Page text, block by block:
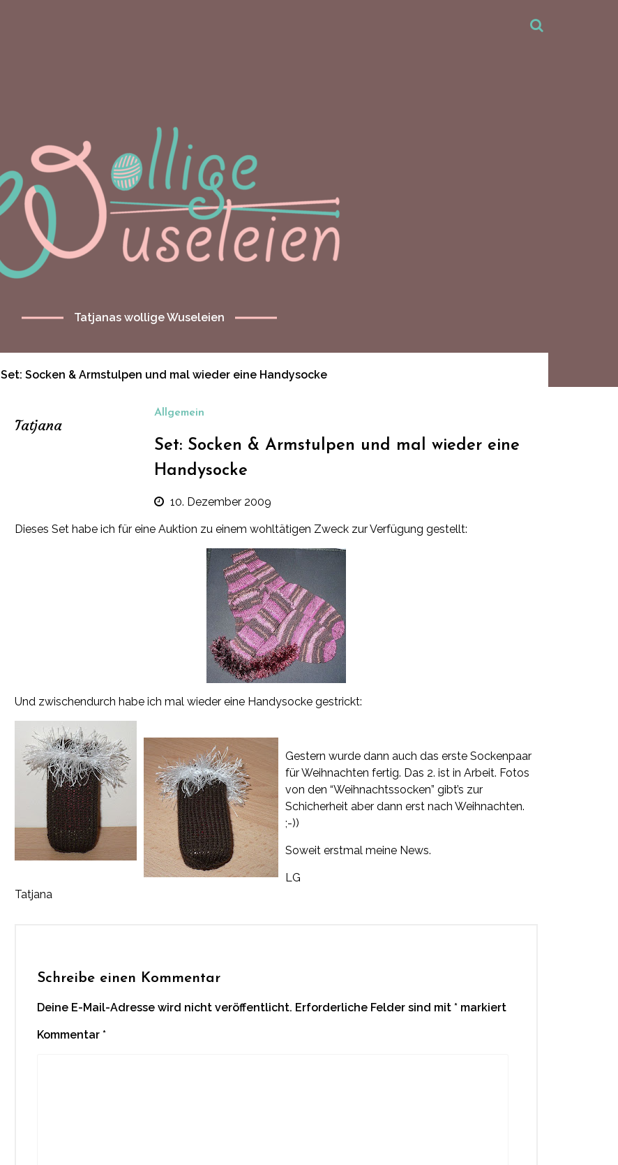
Tatjanas wollige Wuseleien
Set: Socken & Armstulpen und mal wieder eine Handysocke
Tatjana
Allgemein
Set: Socken & Armstulpen und mal wieder eine
Handysocke
10. Dezember 2009
Dieses Set habe ich für eine Auktion zu einem wohltätigen Zweck zur Verfügung gestellt:
Und zwischendurch habe ich mal wieder eine Handysocke gestrickt:
Gestern wurde dann auch das erste Sockenpaar
für Weihnachten fertig. Das 2. ist in Arbeit. Fotos
von den “Weihnachtssocken” gibt’s zur
Schicherheit aber dann erst nach Weihnachten.
;-))
Soweit erstmal meine News.
LG
Tatjana
Schreibe einen Kommentar
Deine E-Mail-Adresse wird nicht veröffentlicht. Erforderliche Felder sind mit* markiert
Kommentar*